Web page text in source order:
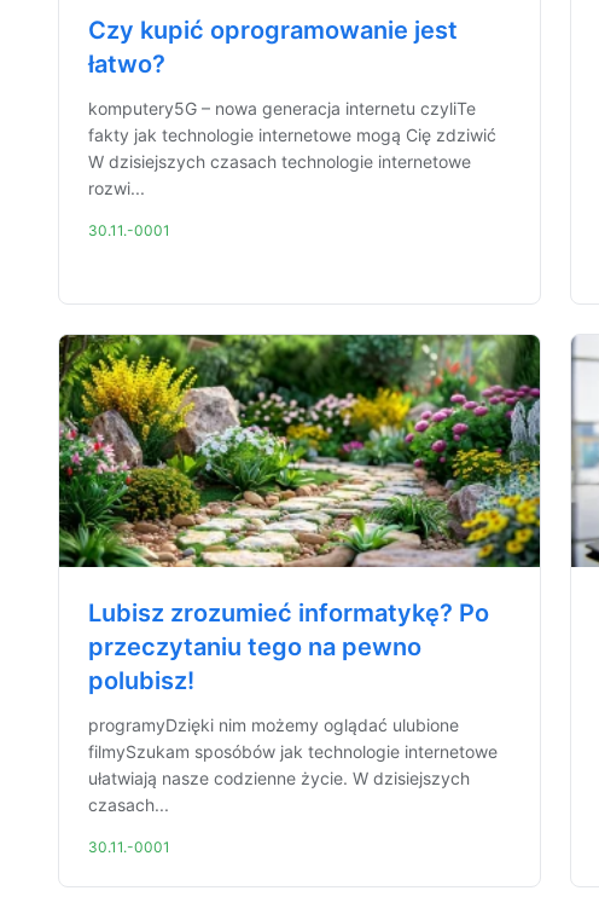
Czy kupić oprogramowanie jest
łatwo?
komputery5G – nowa generacja internetu czyliTe
fakty jak technologie internetowe mogą Cię zdziwić
W dzisiejszych czasach technologie internetowe
rozwi...
30.11.-0001
Lubisz zrozumieć informatykę? Po
przeczytaniu tego na pewno
polubisz!
programyDzięki nim możemy oglądać ulubione
filmySzukam sposóbów jak technologie internetowe
ułatwiają nasze codzienne życie. W dzisiejszych
czasach...
30.11.-0001